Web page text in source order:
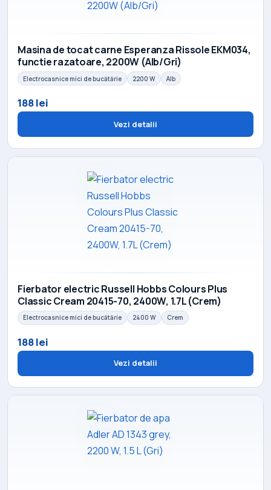
Masina de tocat carne Esperanza Rissole EKM034,
functie razatoare, 2200W (Alb/Gri)
Electrocasnice mici de bucătărie 2200 W Alb
188 lei
Vezi detalii
Fierbator electric Russell Hobbs Colours Plus
Classic Cream 20415-70, 2400W, 1.7L (Crem)
Electrocasnice mici de bucătărie 2400 W Crem
188 lei
Vezi detalii